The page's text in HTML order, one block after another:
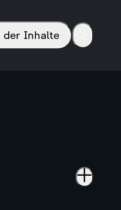
der Inhalte